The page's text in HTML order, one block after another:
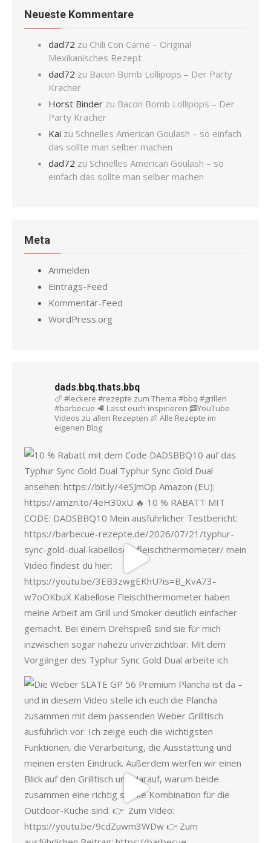
Neueste Kommentare
dad72 zu Chili Con Carne – Original
Mexikanisches Rezept
dad72 zu Bacon Bomb Lollipops – Der Party
Kracher
Horst Binder zu Bacon Bomb Lollipops – Der
Party Kracher
Kai zu Schnelles American Goulash – so einfach
das sollte man selber machen
dad72 zu Schnelles American Goulash – so
einfach das sollte man selber machen
Meta
Anmelden
Eintrags-Feed
Kommentar-Feed
WordPress.org
dads.bbq.thats.bbq
🍗 #leckere #rezepte zum Thema #bbq #grillen
#barbecue 🥩 Lasst euch inspirieren 🥓YouTube
Videos zu allen Rezepten 🍖 Alle Rezepte im
eigenen Blog